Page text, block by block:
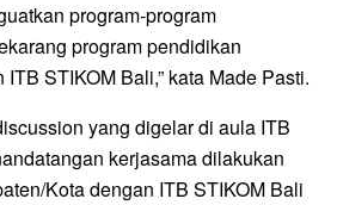
program-program
program pendidikan
STIKOM Bali,” kata Made Pasti.
yang digelar di aula ITB
kerjasama dilakukan
Kota dengan ITB STIKOM Bali